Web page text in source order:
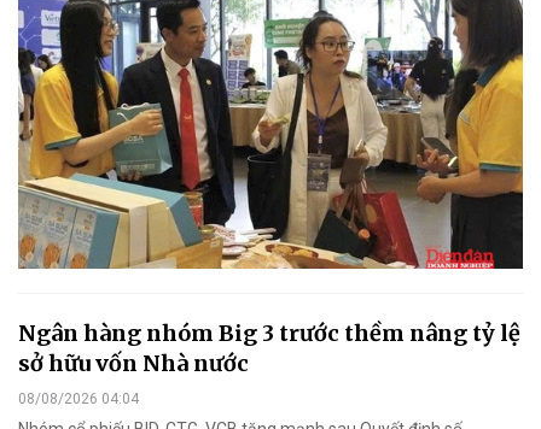
Ngân hàng nhóm Big 3 trước thềm nâng tỷ lệ
sở hữu vốn Nhà nước
08/08/2026 04:04